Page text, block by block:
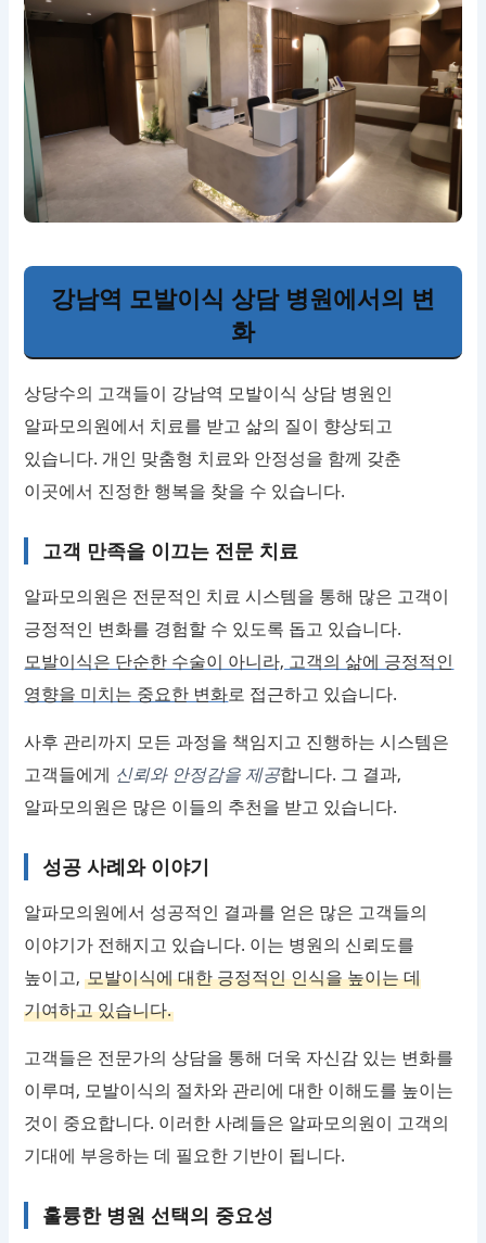
강남역 모발이식 상담 병원에서의 변
화
상당수의 고객들이 강남역 모발이식 상담 병원인
알파모의원에서 치료를 받고 삶의 질이 향상되고
있습니다. 개인 맞춤형 치료와 안정성을 함께 갖춘
이곳에서 진정한 행복을 찾을 수 있습니다.
고객 만족을 이끄는 전문 치료
알파모의원은 전문적인 치료 시스템을 통해 많은 고객이
긍정적인 변화를 경험할 수 있도록 돕고 있습니다.
모발이식은 단순한 수술이 아니라, 고객의 삶에 긍정적인
영향을 미치는 중요한 변화로 접근하고 있습니다.
사후 관리까지 모든 과정을 책임지고 진행하는 시스템은
고객들에게 신뢰와 안정감을 제공합니다. 그 결과,
알파모의원은 많은 이들의 추천을 받고 있습니다.
성공 사례와 이야기
알파모의원에서 성공적인 결과를 얻은 많은 고객들의
이야기가 전해지고 있습니다. 이는 병원의 신뢰도를
높이고,모발이식에 대한 긍정적인 인식을 높이는 데
기여하고 있습니다.
고객들은 전문가의 상담을 통해 더욱 자신감 있는 변화를
이루며, 모발이식의 절차와 관리에 대한 이해도를 높이는
것이 중요합니다. 이러한 사례들은 알파모의원이 고객의
기대에 부응하는 데 필요한 기반이 됩니다.
훌륭한 병원 선택의 중요성